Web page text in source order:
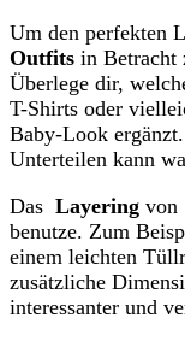
Um den perfekten
Outfits in ⁣Betracht
Überlege dir,
T-Shirts oder
Baby-Look
⁤Unterteilen kann
Das ⁤ Layering von
benutze. Zum
einem leichten
zusätzliche
⁤interessanter und